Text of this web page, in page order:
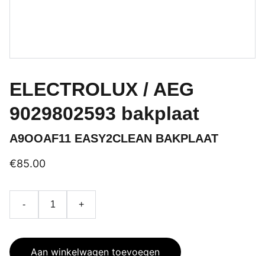
ELECTROLUX / AEG
9029802593 bakplaat
A9OOAF11 EASY2CLEAN BAKPLAAT
€85.00
- +
Aan winkelwagen toevoegen